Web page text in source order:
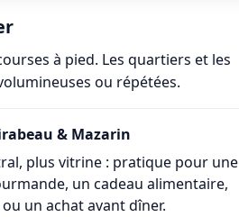
à pied. Les quartiers et les
ou répétées.
& Mazarin
plus vitrine : pratique pour une
un cadeau alimentaire,
un achat avant dîner.